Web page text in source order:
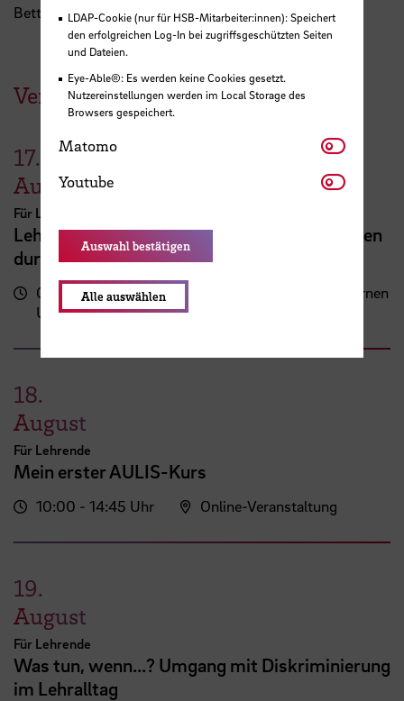
Bettina Enghardt
Veranstaltungen der HSB
17.
August
Für Lehrende
Lehrveranstaltungsplanung mit KI. Zeit sparen
durch digitale Tools
09:00 - 13:00
Uhr
Zentrum für Lehren und Lernen
(ZLL)
18.
August
Für Lehrende
Mein erster AULIS-Kurs
10:00 - 14:45 Uhr Online-Veranstaltung
19.
August
Für Lehrende
Was tun, wenn...? Umgang mit Diskriminierung
im Lehralltag
LDAP-Cookie (nur für HSB-Mitarbeiter:innen): Speichert
den erfolgreichen Log-In bei zugriffsgeschützten Seiten
und Dateien.
Eye-Able®: Es werden keine Cookies gesetzt.
Nutzereinstellungen werden im Local Storage des
Browsers gespeichert.
Matomo Matomo
Youtube Youtube
Auswahl bestätigen
Alle auswählen